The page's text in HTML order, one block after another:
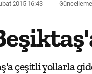
2015 16:43
çeşitli yollarla